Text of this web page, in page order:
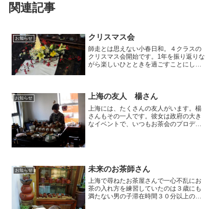
関連記事
お知らせ クリスマス会
師走とは思えない小春日和。４クラスの
クリスマス会開始です。1年を振り返りな
がら楽しいひとときを過ごすことにしま
お知らせ 上海の友人 楊さん
上海には、たくさんの友人がいます。楊
さんもその一人です。彼女は政府の大き
なイベントで、いつもお茶会のプロデュ
お知らせ 未来のお茶師さん
上海で尋ねたお茶屋さんで一心不乱にお
茶の入れ方を練習していたのは３歳にも
満たない男の子滞在時間３０分以上の間